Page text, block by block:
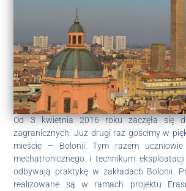
Od 3 kwietnia 2016 roku zaczęła się
zagranicznych. Już drugi raz gościmy w
mieście – Bolonii. Tym razem
mechatronicznego i technikum
odbywają praktykę w zakładach Bolonii.
realizowane są w ramach projektu